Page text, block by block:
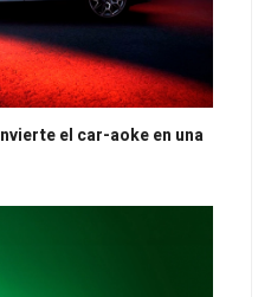
el car-aoke en una